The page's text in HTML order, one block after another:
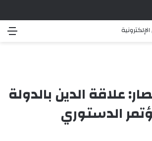
علاقة الدين بالدولة
الدستوري